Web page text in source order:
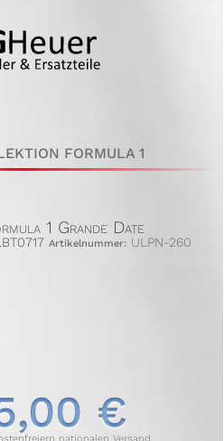
FORMULA 1
1 Grande Date
Artikelnummer:ULPN-260
€